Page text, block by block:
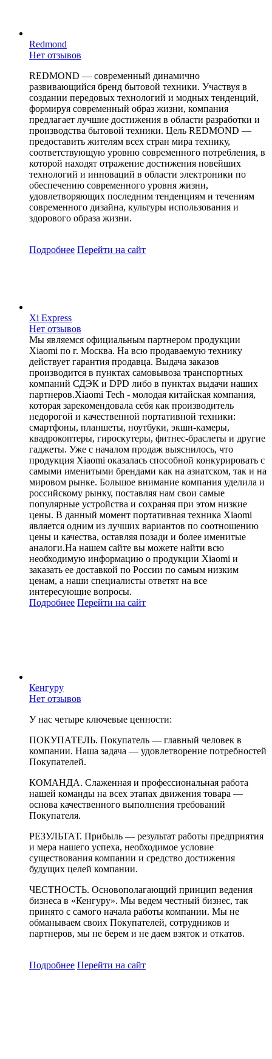
Redmond
Нет отзывов
REDMOND — современный динамично
развивающийся бренд бытовой техники. Участвуя в
создании передовых технологий и модных тенденций,
формируя современный образ жизни, компания
предлагает лучшие достижения в области разработки и
производства бытовой техники. Цель REDMOND —
предоставить жителям всех стран мира технику,
соответствующую уровню современного потребления, в
которой находят отражение достижения новейших
технологий и инноваций в области электроники по
обеспечению современного уровня жизни,
удовлетворяющих последним тенденциям и течениям
современного дизайна, культуры использования и
здорового образа жизни.
Подробнее Перейти на сайт
Xi Express
Нет отзывов
Мы являемся официальным партнером продукции
Xiaomi по г. Москва. На всю продаваемую технику
действует гарантия продавца. Выдача заказов
производится в пунктах самовывоза транспортных
компаний СДЭК и DPD либо в пунктах выдачи наших
партнеров.Xiaomi Tech - молодая китайская компания,
которая зарекомендовала себя как производитель
недорогой и качественной портативной техники:
смартфоны, планшеты, ноутбуки, экшн-камеры,
квадрокоптеры, гироскутеры, фитнес-браслеты и другие
гаджеты. Уже с началом продаж выяснилось, что
продукция Xiaomi оказалась способной конкурировать с
самыми именитыми брендами как на азиатском, так и на
мировом рынке. Большое внимание компания уделила и
российскому рынку, поставляя нам свои самые
популярные устройства и сохраняя при этом низкие
цены. В данный момент портативная техника Xiaomi
является одним из лучших вариантов по соотношению
цены и качества, оставляя позади и более именитые
аналоги.На нашем сайте вы можете найти всю
необходимую информацию о продукции Xiaomi и
заказать ее доставкой по России по самым низким
ценам, а наши специалисты ответят на все
интересующие вопросы.
Подробнее Перейти на сайт
Кенгуру
Нет отзывов
У нас четыре ключевые ценности:
ПОКУПАТЕЛЬ. Покупатель — главный человек в
компании. Наша задача — удовлетворение потребностей
Покупателей.
КОМАНДА. Слаженная и профессиональная работа
нашей команды на всех этапах движения товара —
основа качественного выполнения требований
Покупателя.
РЕЗУЛЬТАТ. Прибыль — результат работы предприятия
и мера нашего успеха, необходимое условие
существования компании и средство достижения
будущих целей компании.
ЧЕСТНОСТЬ. Основополагающий принцип ведения
бизнеса в «Кенгуру». Мы ведем честный бизнес, так
принято с самого начала работы компании. Мы не
обманываем своих Покупателей, сотрудников и
партнеров, мы не берем и не даем взяток и откатов.
Подробнее Перейти на сайт